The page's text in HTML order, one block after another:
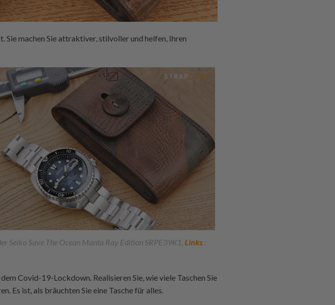
Sie machen Sie attraktiver, stilvoller und helfen, Ihren
Seiko Save The Ocean Manta Ray Edition SRPE39K1, Links :
Covid-19-Lockdown. Realisieren Sie, wie viele Taschen Sie
Es ist, als bräuchten Sie eine Tasche für alles.